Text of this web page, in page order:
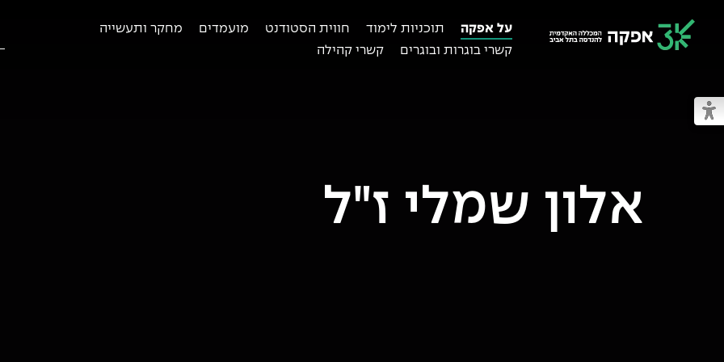
מעבר למצב נגיש
על אפקה תוכניות לימוד חווית הסטודנט מועמדים
מחקר ותעשייה
קשרי בוגרות ובוגרים
קשרי קהילה
אלון שמלי ז"ל